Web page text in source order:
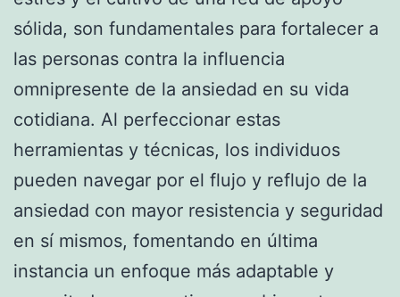
sólida, son fundamentales para fortalecer a
las personas contra la influencia
omnipresente de la ansiedad en su vida
cotidiana. Al perfeccionar estas
herramientas y técnicas, los individuos
pueden navegar por el flujo y reflujo de la
ansiedad con mayor resistencia y seguridad
en sí mismos, fomentando en última
instancia un enfoque más adaptable y